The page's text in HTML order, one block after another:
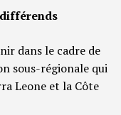
dans le cadre de
sous-régionale qui
Leone et la Côte